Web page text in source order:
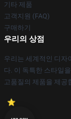
기타 제품
고객지원 (FAQ)
구매하기
우리의 상점
우리는 세계적인 디자
다. 이 독특한 스타일
고품질의 제품을 제공